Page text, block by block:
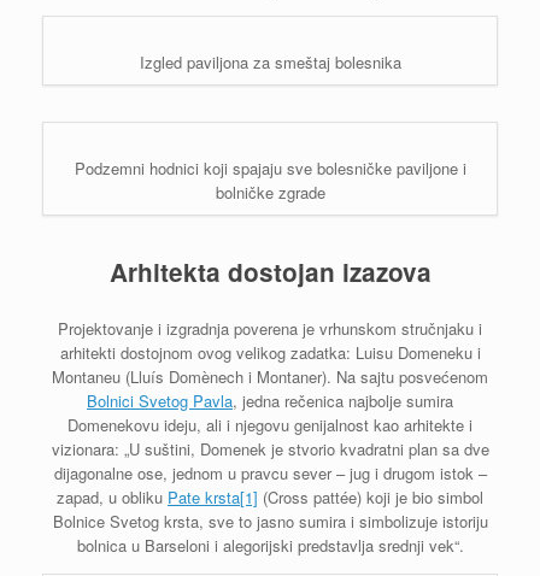
Izgled paviljona za smeštaj bolesnika
Podzemni hodnici koji spajaju sve bolesničke paviljone i
bolničke zgrade
Arhitekta dostojan izazova
Projektovanje i izgradnja poverena je vrhunskom stručnjaku i
arhitekti dostojnom ovog velikog zadatka: Luisu Domeneku i
Montaneu (Lluís Domènech i Montaner). Na sajtu posvećenom
Bolnici Svetog Pavla, jedna rečenica najbolje sumira
Domenekovu ideju, ali i njegovu genijalnost kao arhitekte i
vizionara: „U suštini, Domenek je stvorio kvadratni plan sa dve
dijagonalne ose, jednom u pravcu sever – jug i drugom istok –
zapad, u obliku Pate krsta[1] (Cross pattée) koji je bio simbol
Bolnice Svetog krsta, sve to jasno sumira i simbolizuje istoriju
bolnica u Barseloni i alegorijski predstavlja srednji vek“.